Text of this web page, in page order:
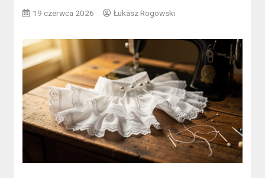
19 czerwca 2026 Łukasz Rogowski